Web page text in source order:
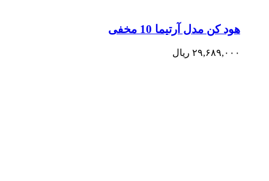
هود کن مدل آرتیما 10 مخفی
۲۹,۶۸۹,۰۰۰ ریال